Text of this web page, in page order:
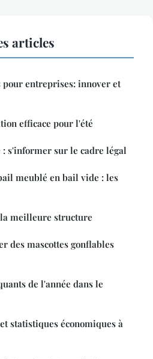
articles
pour entreprises: innover et
efficace pour l'été
s'informer sur le cadre légal
meublé en bail vide : les
la meilleure structure
des mascottes gonflables
de l'année dans le
statistiques économiques à